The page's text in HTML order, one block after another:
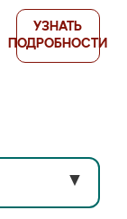
УЗНАТЬ
ПОДРОБНОСТИ
▼